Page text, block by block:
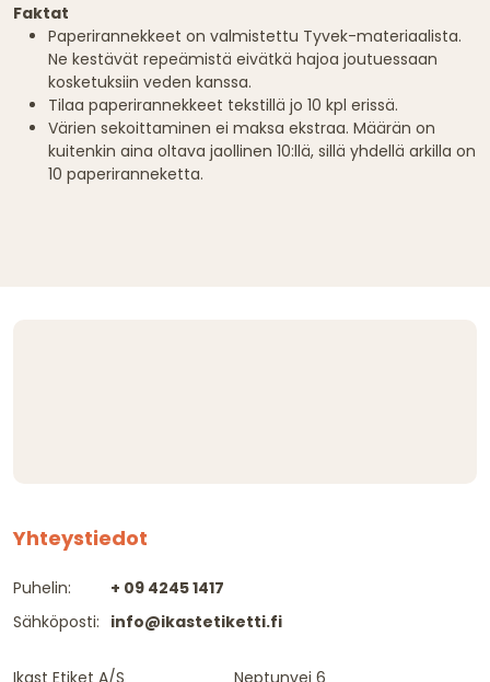
Faktat
Paperirannekkeet on valmistettu Tyvek-materiaalista.
Ne kestävät repeämistä eivätkä hajoa joutuessaan
kosketuksiin veden kanssa.
Tilaa paperirannekkeet tekstillä jo 10 kpl erissä.
Värien sekoittaminen ei maksa ekstraa. Määrän on
kuitenkin aina oltava jaollinen 10:llä, sillä yhdellä arkilla on
10 paperiranneketta.
Yhteystiedot
Puhelin:
Sähköposti:
+ 09 4245 1417
info@ikastetiketti.fi
Ikast Etiket A/S
Neptunvej 6